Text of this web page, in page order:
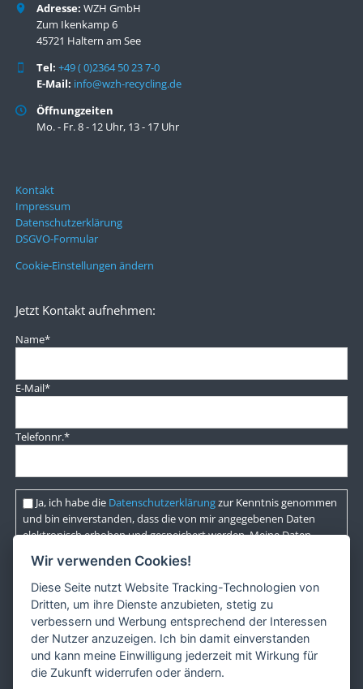
Adresse: WZH GmbH
Zum Ikenkamp 6
45721 Haltern am See
Tel: +49 ( 0)2364 50 23 7-0
E-Mail: info@wzh-recycling.de
Öffnungzeiten
Mo. - Fr. 8 - 12 Uhr, 13 - 17 Uhr
Kontakt
Impressum
Datenschutzerklärung
DSGVO-Formular
Cookie-Einstellungen ändern
Jetzt Kontakt aufnehmen:
Pflichtfeld
Name*
Pflichtfeld
E-Mail*
Pflichtfeld
Telefonnr.*
Ja, ich habe die Datenschutzerklärungzur Kenntnis genommen
und bin einverstanden, dass die von mir angegebenen Daten
elektronisch erhoben und gespeichert werden. Meine Daten
Beantwortung meiner Anfrage genutzt.*
Ihre Nachricht*:
Wir verwenden Cookies!
Diese Seite nutzt Website Tracking-Technologien von
Dritten, um ihre Dienste anzubieten, stetig zu
verbessern und Werbung entsprechend der Interessen
der Nutzer anzuzeigen. Ich bin damit einverstanden
und kann meine Einwilligung jederzeit mit Wirkung für
die Zukunft widerrufen oder ändern.